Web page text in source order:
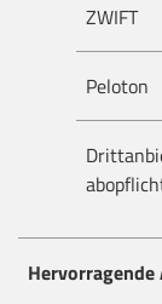
ZWIFT
Peloton